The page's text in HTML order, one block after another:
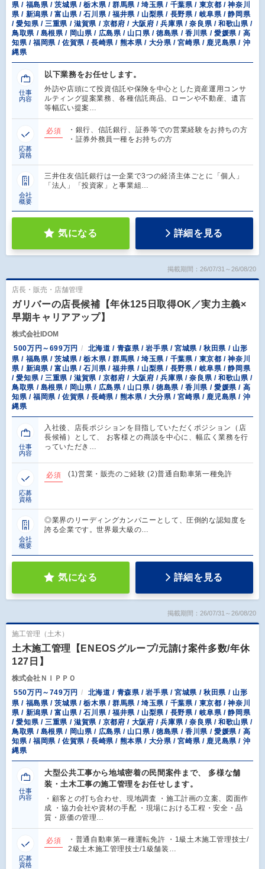
県 / 福島県 / 茨城県 / 栃木県 / 群馬県 / 埼玉県 / 千葉県 / 東京都 / 神奈川
県 / 新潟県 / 富山県 / 石川県 / 福井県 / 山梨県 / 長野県 / 岐阜県 / 静岡県
/ 愛知県 / 三重県 / 滋賀県 / 京都府 / 大阪府 / 兵庫県 / 奈良県 / 和歌山県 /
鳥取県 / 島根県 / 岡山県 / 広島県 / 山口県 / 徳島県 / 香川県 / 愛媛県 / 高
知県 / 福岡県 / 佐賀県 / 長崎県 / 熊本県 / 大分県 / 宮崎県 / 鹿児島県 / 沖
縄県
仕事
内容
以下業務をお任せします。
外訪や店頭にて投資信託や保険を中心とした資産運用コンサ
ルティング提案業務、各種信託商品、ローンや不動産、遺言
等幅広い提案…
応募
資格
必須
・銀行、信託銀行、証券等での営業経験をお持ちの方
・証券外務員一種をお持ちの方
会社
概要
三井住友信託銀行は一企業で3つの経済主体ごとに「個人」
「法人」「投資家」と事業組…
気になる 詳細を見る
掲載期間：26/07/31～26/08/20
店長・販売・店舗管理
ガリバーの店長候補【年休125日取得OK／実力主義×
早期キャリアアップ】
株式会社IDOM
500万円～699万円
北海道 / 青森県 / 岩手県 / 宮城県 / 秋田県 / 山形
県 / 福島県 / 茨城県 / 栃木県 / 群馬県 / 埼玉県 / 千葉県 / 東京都 / 神奈川
県 / 新潟県 / 富山県 / 石川県 / 福井県 / 山梨県 / 長野県 / 岐阜県 / 静岡県
/ 愛知県 / 三重県 / 滋賀県 / 京都府 / 大阪府 / 兵庫県 / 奈良県 / 和歌山県 /
鳥取県 / 島根県 / 岡山県 / 広島県 / 山口県 / 徳島県 / 香川県 / 愛媛県 / 高
知県 / 福岡県 / 佐賀県 / 長崎県 / 熊本県 / 大分県 / 宮崎県 / 鹿児島県 / 沖
縄県
仕事
内容
入社後、店長ポジションを目指していただくポジション（店
長候補）として、 お客様との商談を中心に、幅広く業務を行
っていただき…
応募
資格
必須 (1)営業・販売のご経験 (2)普通自動車第一種免許
会社
概要
◎業界のリーディングカンパニーとして、圧倒的な認知度を
誇る企業です。世界最大級の…
気になる 詳細を見る
掲載期間：26/07/31～26/08/20
施工管理（土木）
土木施工管理【ENEOSグループ/元請け案件多数/年休
127日】
株式会社ＮＩＰＰＯ
550万円～749万円
北海道 / 青森県 / 岩手県 / 宮城県 / 秋田県 / 山形
県 / 福島県 / 茨城県 / 栃木県 / 群馬県 / 埼玉県 / 千葉県 / 東京都 / 神奈川
県 / 新潟県 / 富山県 / 石川県 / 福井県 / 山梨県 / 長野県 / 岐阜県 / 静岡県
/ 愛知県 / 三重県 / 滋賀県 / 京都府 / 大阪府 / 兵庫県 / 奈良県 / 和歌山県 /
鳥取県 / 島根県 / 岡山県 / 広島県 / 山口県 / 徳島県 / 香川県 / 愛媛県 / 高
知県 / 福岡県 / 佐賀県 / 長崎県 / 熊本県 / 大分県 / 宮崎県 / 鹿児島県 / 沖
縄県
仕事
内容
大型公共工事から地域密着の民間案件まで、 多様な舗
装・土木工事の施工管理をお任せします。
・顧客との打ち合わせ、現地調査 ・施工計画の立案、図面作
成 ・協力会社や資材の手配 ・現場における工程・安全・品
質・原価の管理…
応募
資格
必須
・普通自動車第一種運転免許 ・1級土木施工管理技士/
2級土木施工管理技士/1級舗装…